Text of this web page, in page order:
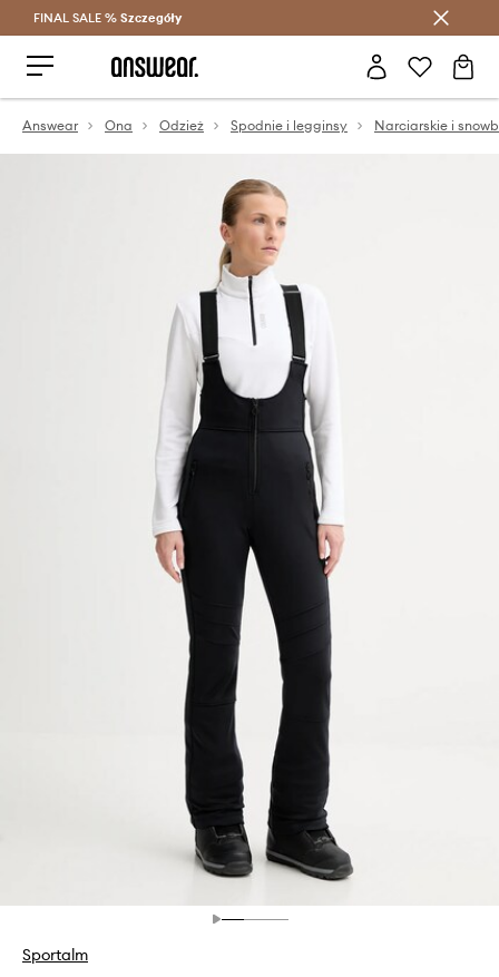
Oszczędzaj z Answear Club >
FINAL SALE % Szczegóły
Answear Ona Odzież Spodnie i legginsy Narciarskie i
Sportalm